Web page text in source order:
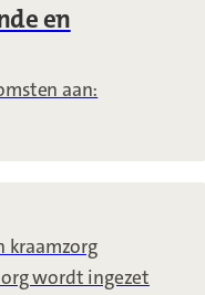
en
aan:
kraamzorg
wordt ingezet